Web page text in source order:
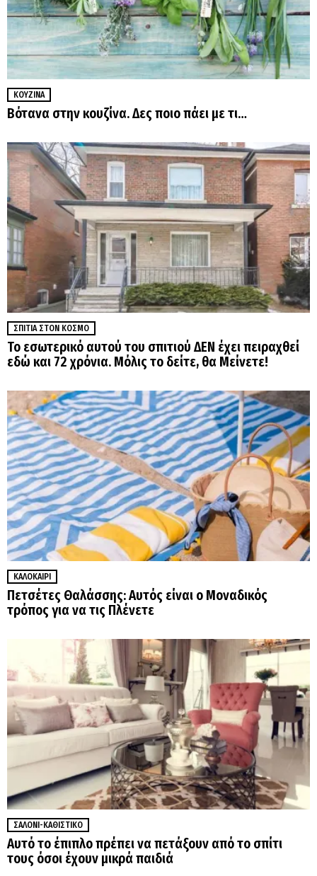
ΚΟΥΖΊΝΑ
Βότανα στην κουζίνα. Δες ποιο πάει με τι…
ΣΠΊΤΙΑ ΣΤΟΝ ΚΌΣΜΟ
Το εσωτερικό αυτού του σπιτιού ΔΕΝ έχει πειραχθεί
εδώ και 72 χρόνια. Μόλις το δείτε, θα Μείνετε!
ΚΑΛΟΚΑΊΡΙ
Πετσέτες Θαλάσσης: Αυτός είναι ο Μοναδικός
τρόπος για να τις Πλένετε
ΣΑΛΌΝΙ-ΚΑΘΙΣΤΙΚΌ
Αυτό το έπιπλο πρέπει να πετάξουν από το σπίτι
τους όσοι έχουν μικρά παιδιά